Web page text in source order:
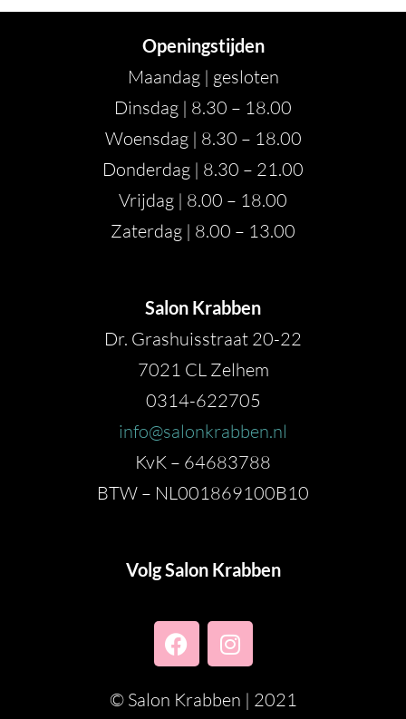
Openingstijden
Maandag | gesloten
Dinsdag | 8.30 – 18.00
Woensdag | 8.30 – 18.00
Donderdag | 8.30 – 21.00
Vrijdag | 8.00 – 18.00
Zaterdag | 8.00 – 13.00
Salon Krabben
Dr. Grashuisstraat 20-22
7021 CL Zelhem
0314-622705
info@salonkrabben.nl
KvK – 64683788
BTW – NL001869100B10
Volg Salon Krabben
© Salon Krabben | 2021